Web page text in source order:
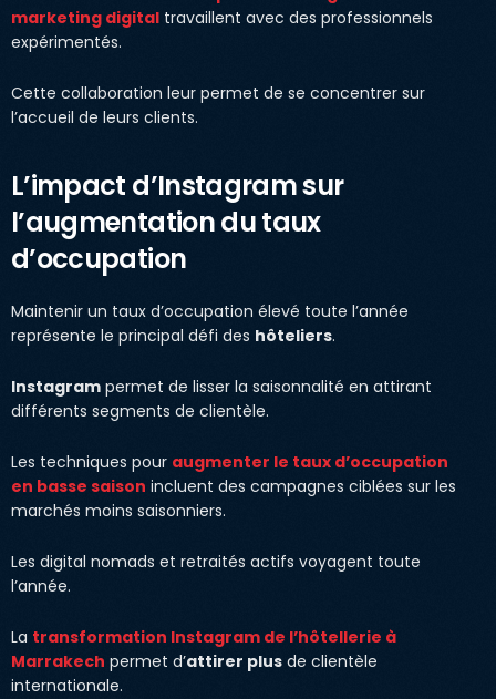
marketing digital travaillent avec des professionnels
expérimentés.
Cette collaboration leur permet de se concentrer sur
l’accueil de leurs clients.
L’impact d’Instagram sur
l’augmentation du taux
d’occupation
Maintenir un taux d’occupation élevé toute l’année
représente le principal défi des hôteliers.
Instagram permet de lisser la saisonnalité en attirant
différents segments de clientèle.
Les techniques pour augmenter le taux d’occupation
en basse saison incluent des campagnes ciblées sur les
marchés moins saisonniers.
Les digital nomads et retraités actifs voyagent toute
l’année.
La transformation Instagram de l’hôtellerie à
Marrakech permet d’attirer plus de clientèle
internationale.